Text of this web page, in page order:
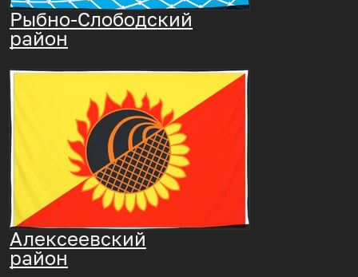
Рыбно-Слободский
район
Алексеевский
район